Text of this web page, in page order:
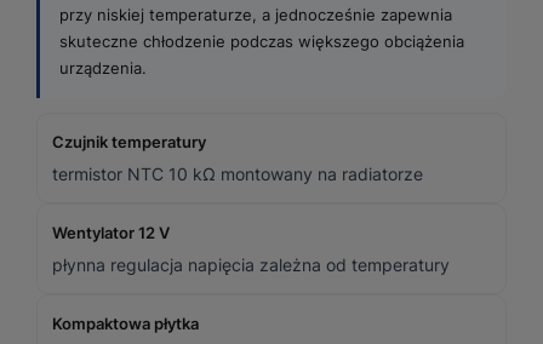
przy niskiej temperaturze, a jednocześnie zapewnia
skuteczne chłodzenie podczas większego obciążenia
urządzenia.
Czujnik temperatury
termistor NTC 10 kΩ montowany na radiatorze
Wentylator 12 V
płynna regulacja napięcia zależna od temperatury
Kompaktowa płytka